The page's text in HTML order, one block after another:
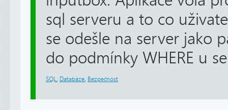
sql serveru a to co
se odešle na server jako
do podmínky WHERE u
SQL Databáze Bezpečnost